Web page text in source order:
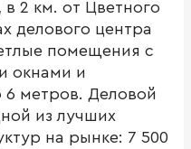
2 км. от Цветного
делового центра
помещения с
окнами и
метров. Деловой
из лучших
на рынке: 7 500